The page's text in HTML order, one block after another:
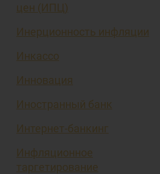
цен (ИПЦ)
Инерционность инфляции
Инкассо
Инновация
Иностранный банк
Интернет-банкинг
Инфляционное
таргетирование